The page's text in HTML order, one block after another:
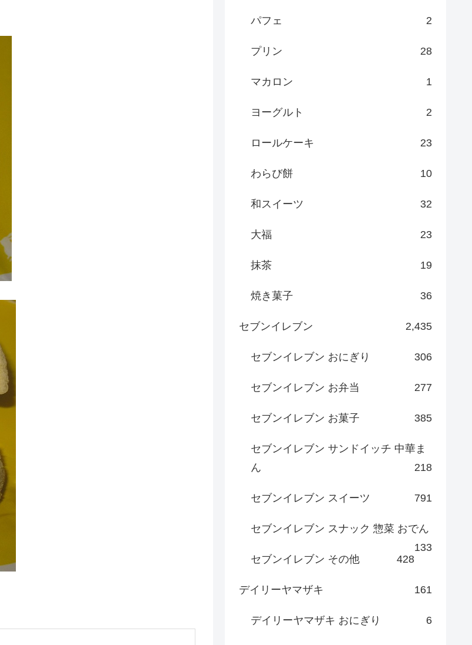
パフェ 2
プリン 28
マカロン 1
ヨーグルト 2
ロールケーキ 23
わらび餅 10
和スイーツ 32
大福 23
抹茶 19
焼き菓子 36
セブンイレブン 2,435
セブンイレブン おにぎり 306
セブンイレブン お弁当 277
セブンイレブン お菓子 385
セブンイレブン サンドイッチ 中華ま
ん
218
セブンイレブン スイーツ 791
セブンイレブン スナック 惣菜 おでん
133
セブンイレブン その他
428
デイリーヤマザキ 161
デイリーヤマザキ おにぎり 6